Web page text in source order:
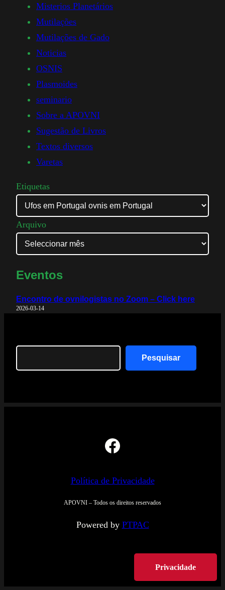
Misterios Planetários
Mutilações
Mutilações de Gado
Noticias
OSNIS
Plasmoides
seminario
Sobre a APOVNI
Sugestão de Livros
Textos diversos
Varetas
Etiquetas
Arquivo
Eventos
Encontro de ovnilogistas no Zoom – Click here
2026-03-14
Pesquisar
Facebook
Política de Privacidade
APOVNI – Todos os direitos reservados
Powered by PTPAC
Privacidade